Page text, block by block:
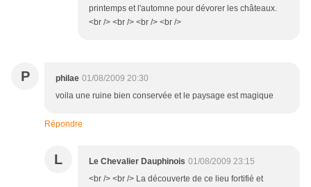
printemps et l'automne pour dévorer les châteaux.
<br /> <br /> <br /> <br />
P philae 01/08/2009 20:30
voila une ruine bien conservée et le paysage est magique
Répondre
L Le Chevalier Dauphinois 01/08/2009 23:15
<br /> <br /> La découverte de ce lieu fortifié et